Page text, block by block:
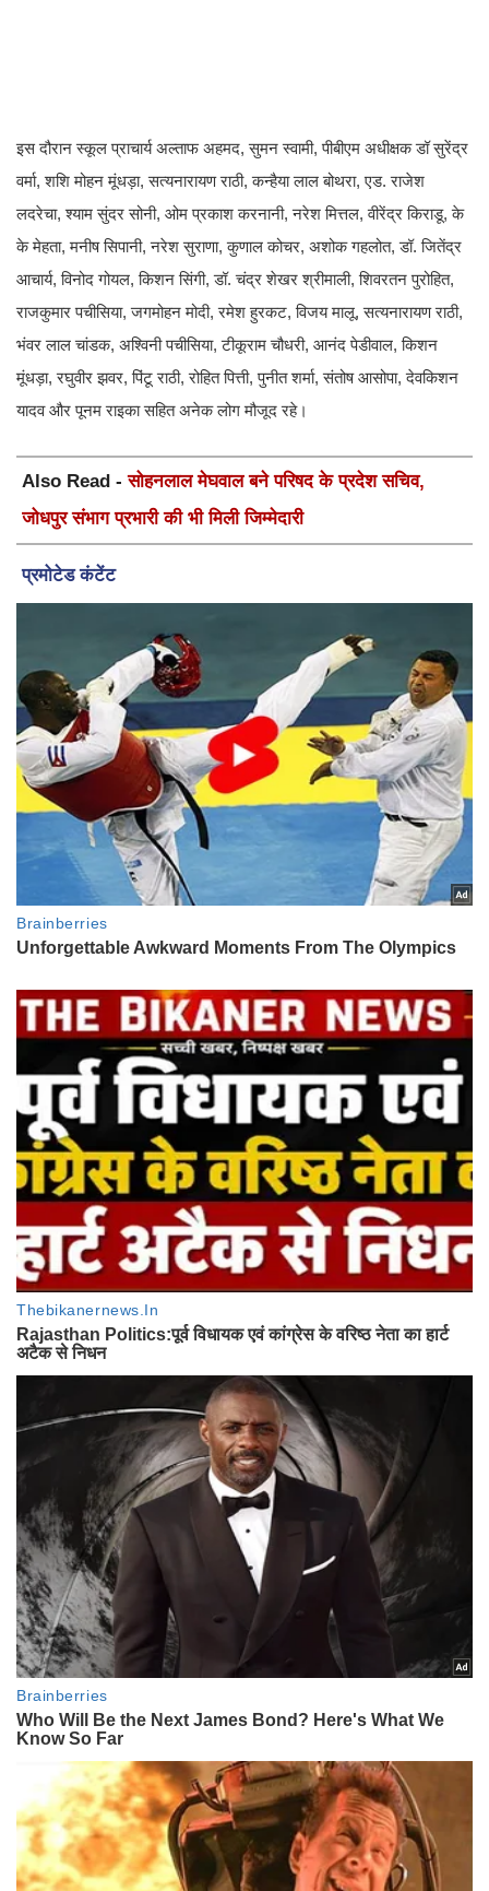
इस दौरान स्कूल प्राचार्य अल्ताफ अहमद, सुमन स्वामी, पीबीएम अधीक्षक डॉ सुरेंद्र
वर्मा, शशि मोहन मूंधड़ा, सत्यनारायण राठी, कन्हैया लाल बोथरा, एड. राजेश
लदरेचा, श्याम सुंदर सोनी, ओम प्रकाश करनानी, नरेश मित्तल, वीरेंद्र किराडू, के
के मेहता, मनीष सिपानी, नरेश सुराणा, कुणाल कोचर, अशोक गहलोत, डॉ. जितेंद्र
आचार्य, विनोद गोयल, किशन सिंगी, डॉ. चंद्र शेखर श्रीमाली, शिवरतन पुरोहित,
राजकुमार पचीसिया, जगमोहन मोदी, रमेश हुरकट, विजय मालू, सत्यनारायण राठी,
भंवर लाल चांडक, अश्विनी पचीसिया, टीकूराम चौधरी, आनंद पेडीवाल, किशन
मूंधड़ा, रघुवीर झवर, पिंटू राठी, रोहित पित्ती, पुनीत शर्मा, संतोष आसोपा, देवकिशन
यादव और पूनम राइका सहित अनेक लोग मौजूद रहे।
Also Read -सोहनलाल मेघवाल बने परिषद के प्रदेश सचिव,
जोधपुर संभाग प्रभारी की भी मिली जिम्मेदारी